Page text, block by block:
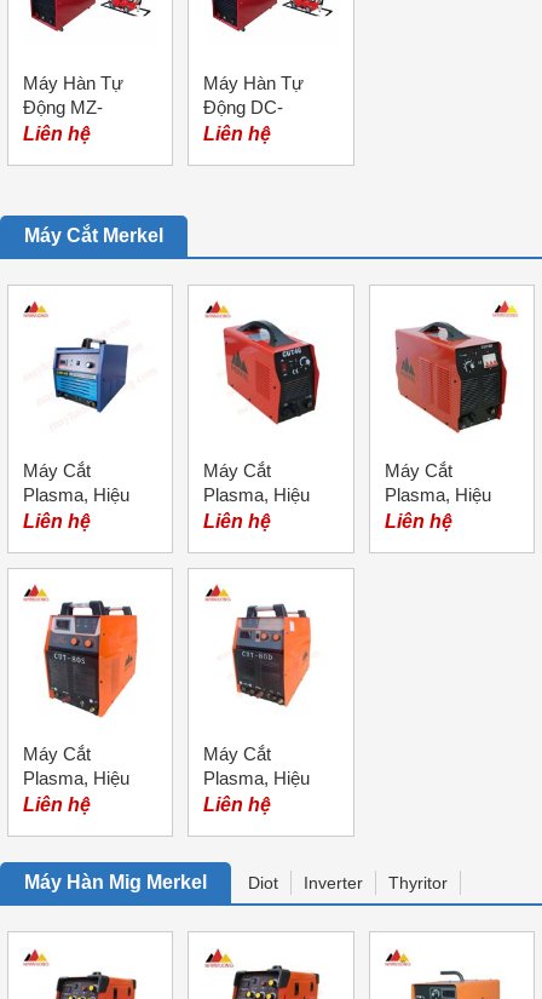
Máy Hàn Tự
Động MZ-
1250A; Hiệu:
Liên hệ
Máy Hàn Tự
Động DC-
2000A; Hiệu:
Liên hệ
Máy Cắt Merkel
Máy Cắt
Plasma, Hiệu
Merkel, Model
Liên hệ
Máy Cắt
Plasma, Hiệu
Merkel, Model
Liên hệ
Máy Cắt
Plasma, Hiệu
Merkel, Model
Liên hệ
Máy Cắt
Plasma, Hiệu
Merkel, Model
Liên hệ
Máy Cắt
Plasma, Hiệu
Merkel, Model
Liên hệ
Máy Hàn Mig Merkel Diot Inverter Thyritor